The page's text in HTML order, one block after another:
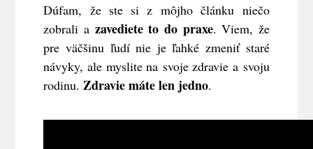
Dúfam, že ste si z môjho článku niečo
zobrali azavediete to do praxe. Viem, že
pre väčšinu ľudí nie je ľahké zmeniť staré
návyky, ale myslite na svoje zdravie a svoju
rodinu. Zdravie máte len jedno.